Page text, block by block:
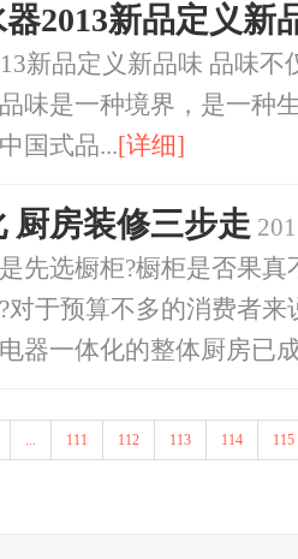
2013新品定义新
新品定义新品味 品味
味是一种境界，是一种
国式品...[详细]
厨房装修三步走
先选橱柜?橱柜是否果
对于预算不多的消费者
器一体化的整体厨房已
... 111 112 113 114 115